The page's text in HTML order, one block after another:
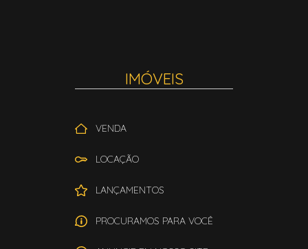
IMÓVEIS
VENDA
LOCAÇÃO
LANÇAMENTOS
PROCURAMOS PARA VOCÊ